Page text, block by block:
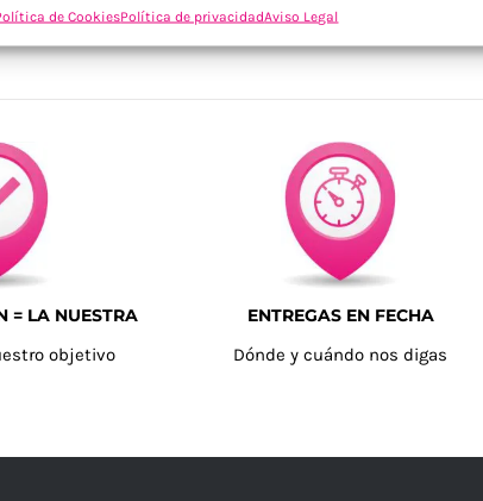
de CookiesPolítica de privacidadAviso Legal
Categorías:Cocina / Bodega,Hogar,Tazas y botellas
= LA NUESTRA
objetivo
ENTREGAS EN FECHA
Dónde y cuándo nos digas